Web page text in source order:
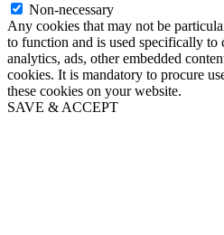
Non-necessary
Any cookies that may not be
to function and is used specifically to
analytics, ads, other embedded
cookies. It is mandatory to procure
these cookies on your website.
SAVE & ACCEPT